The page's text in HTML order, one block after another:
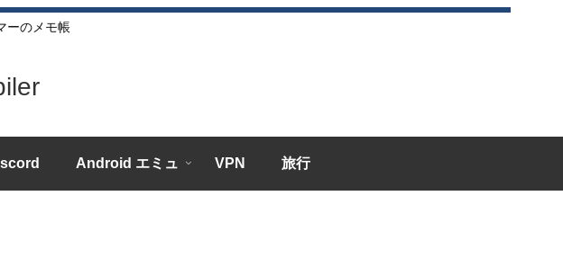
ーのメモ帳
Android エミュ VPN 旅行